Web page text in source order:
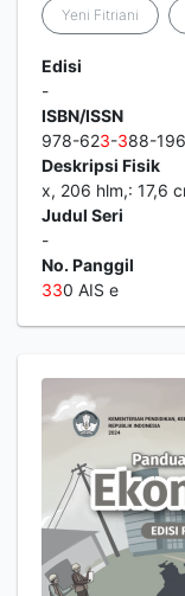
Yeni Fitriani
Edisi
-
ISBN/ISSN
978-623-388-
Deskripsi Fisik
x, 206 hlm,: 17,6
Judul Seri
-
No. Panggil
330 AIS e